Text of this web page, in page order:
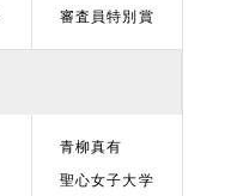
審査員特別賞
青柳真有
聖心女子大学